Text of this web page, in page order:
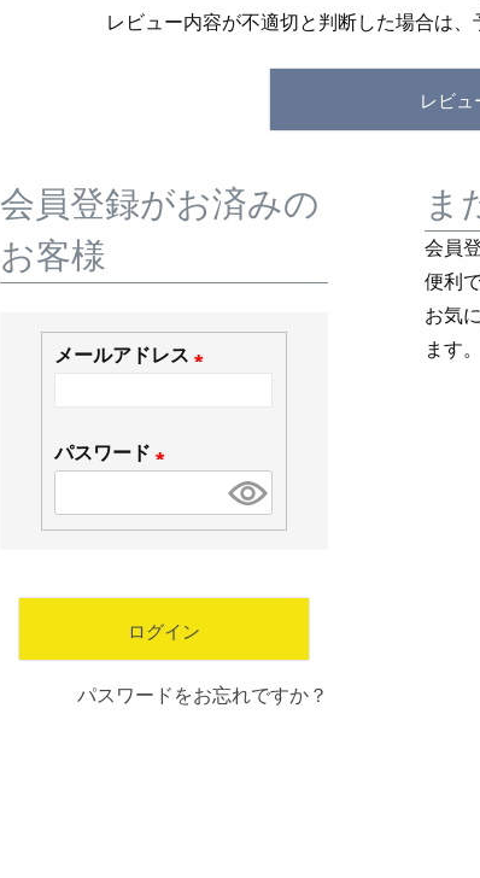
レビュー内容が不適切と判断した場合は
レビュ
会員登録がお済みの
お客様
メールアドレス
須
パスワード
必
)
ログイン
パスワードをお忘れですか？
ま
会員
便利で
お気
ます。